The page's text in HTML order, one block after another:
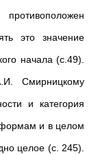
это значение
начала (с.49).
Смирницкому
и категория
и в целом
целое (с. 245).